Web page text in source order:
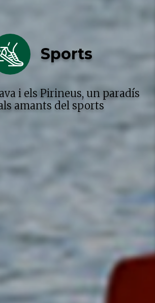
Sports
i els Pirineus, un paradís
amants del sports